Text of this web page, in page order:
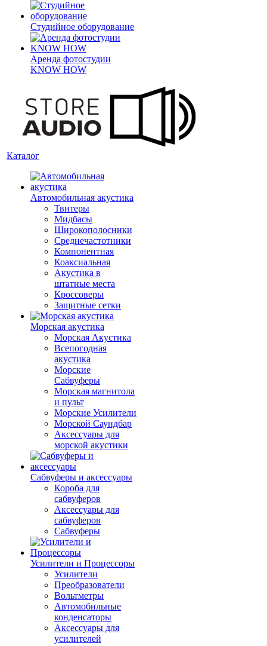
Студийное оборудование
Аренда фотостудии
KNOW HOW
Каталог
Автомобильная акустика
Твитеры
Мидбасы
Широкополосники
Среднечастотники
Компонентная
Коаксиальная
Акустика в
штатные места
Кроссоверы
Защитные сетки
Морская акустика
Морская Акустика
Всепогодная
акустика
Морские
Сабвуферы
Морская магнитола
и пульт
Морские Усилители
Морской Cаундбар
Аксессуары для
морской акустики
Сабвуферы и аксессуары
Короба для
сабвуферов
Аксессуары для
сабвуферов
Сабвуферы
Усилители и Процессоры
Усилители
Преобразователи
Вольтметры
Автомобильные
конденсаторы
Аксессуары для
усилителей